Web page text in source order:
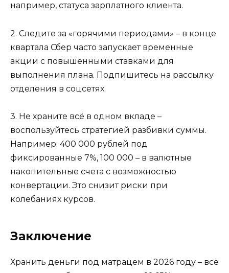
например, статуса зарплатного клиента.
2. Следите за «горячими периодами» – в конце
квартала Сбер часто запускает временные
акции с повышенными ставками для
выполнения плана. Подпишитесь на рассылку
отделения в соцсетях.
3. Не храните всё в одном вкладе –
воспользуйтесь стратегией разбивки суммы.
Например: 400 000 рублей под
фиксированные 7%, 100 000 – в валютные
накопительные счета с возможностью
конвертации. Это снизит риски при
колебаниях курсов.
Заключение
Хранить деньги под матрацем в 2026 году – всё